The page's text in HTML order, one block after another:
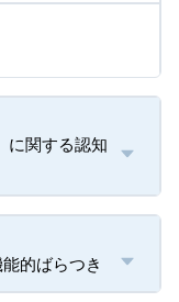
に関する認知
的ばらつき